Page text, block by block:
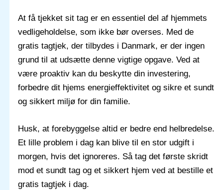
At få tjekket sit tag er en essentiel del af hjemmets
vedligeholdelse, som ikke bør overses. Med de
gratis tagtjek, der tilbydes i Danmark, er der ingen
grund til at udsætte denne vigtige opgave. Ved at
være proaktiv kan du beskytte din investering,
forbedre dit hjems energieffektivitet og sikre et sundt
og sikkert miljø for din familie.
Husk, at forebyggelse altid er bedre end helbredelse.
Et lille problem i dag kan blive til en stor udgift i
morgen, hvis det ignoreres. Så tag det første skridt
mod et sundt tag og et sikkert hjem ved at bestille et
gratis tagtjek i dag.